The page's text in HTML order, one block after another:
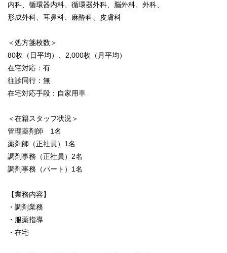
内科、循環器内科、循環器外科、脳外科、外科、
形成外科、耳鼻科、麻酔科、皮膚科
＜処方箋枚数＞
80枚（日平均）、2,000枚（月平均）
在宅対応：有
往診同行：無
在宅対応手段：自家用車
＜在籍スタッフ状況＞
管理薬剤師 1名
薬剤師（正社員）1名
調剤事務（正社員）2名
調剤事務（パート）1名
【業務内容】
・調剤業務
・服薬指導
・在宅